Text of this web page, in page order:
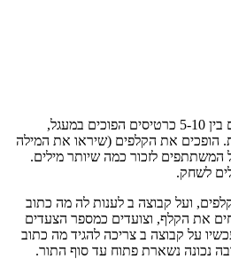
שרלוק: איך משחקים? מסדרים בין 5-10 כרטיסים הפוכים במעגל,
השבט ל2 קבוצות. הופכים את הקלפים (שיראו את המילה
לזכור כמה שיותר מילים.
לשחק.
ועל קבוצה ב לענות לה מה כתוב
את הקלף, וצועדים כמספר הצעדים
על קבוצה ב צריכה להגיד מה כתוב
נכונה נשארת פתוח עד סוף התור.